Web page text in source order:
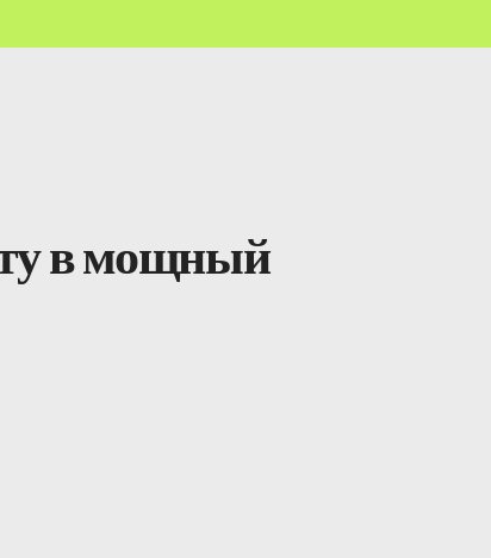
в мощный